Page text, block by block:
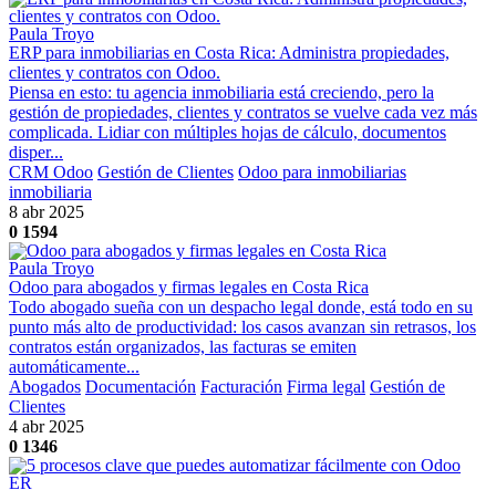
Paula Troyo
ERP para inmobiliarias en Costa Rica: Administra propiedades,
clientes y contratos con Odoo.
Piensa en esto: tu agencia inmobiliaria está creciendo, pero la
gestión de propiedades, clientes y contratos se vuelve cada vez más
complicada. Lidiar con múltiples hojas de cálculo, documentos
disper...
CRM Odoo Gestión de Clientes Odoo para inmobiliarias
inmobiliaria
8 abr 2025
0 1594
Paula Troyo
Odoo para abogados y firmas legales en Costa Rica
Todo abogado sueña con un despacho legal donde, está todo en su
punto más alto de productividad: los casos avanzan sin retrasos, los
contratos están organizados, las facturas se emiten
automáticamente...
Abogados Documentación Facturación Firma legal Gestión de
Clientes
4 abr 2025
0 1346